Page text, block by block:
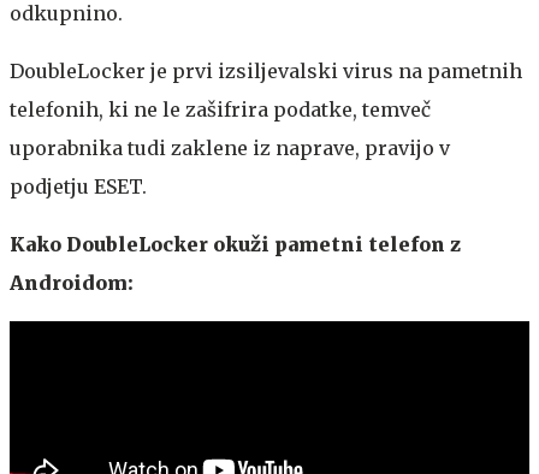
odkupnino.
DoubleLocker je prvi izsiljevalski virus na pametnih
telefonih, ki ne le zašifrira podatke, temveč
uporabnika tudi zaklene iz naprave, pravijo v
podjetju ESET.
Kako DoubleLocker okuži pametni telefon z
Androidom: